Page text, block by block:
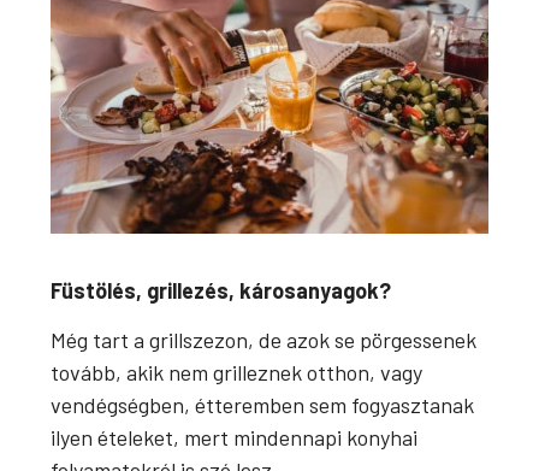
Füstölés, grillezés, károsanyagok?
Még tart a grillszezon, de azok se pörgessenek
tovább, akik nem grilleznek otthon, vagy
vendégségben, étteremben sem fogyasztanak
ilyen ételeket, mert mindennapi konyhai